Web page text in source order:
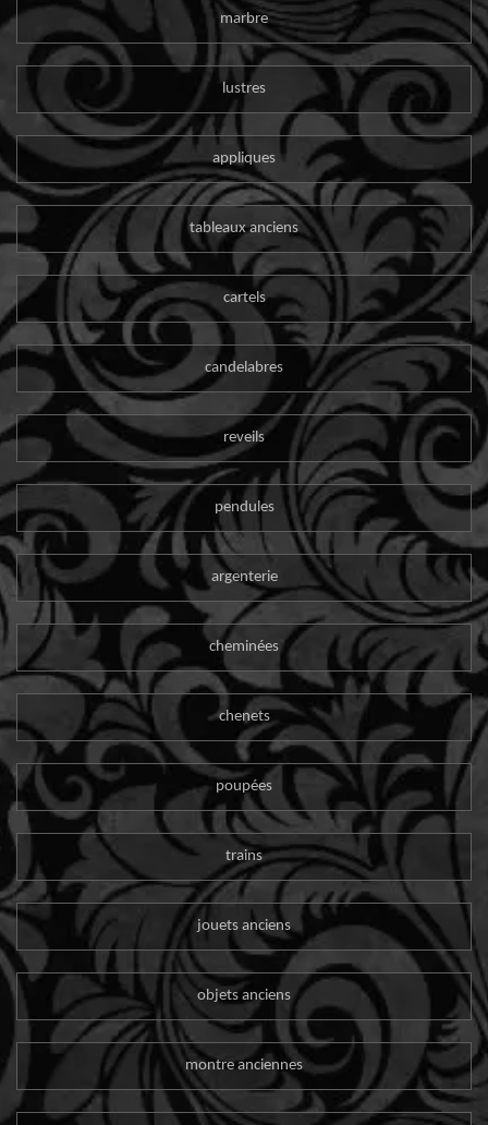
marbre
lustres
appliques
tableaux anciens
cartels
candelabres
reveils
pendules
argenterie
cheminées
chenets
poupées
trains
jouets anciens
objets anciens
montre anciennes